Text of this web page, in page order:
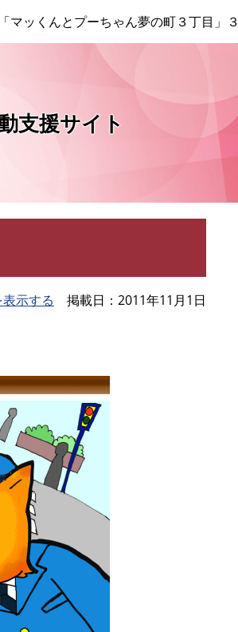
「マッくんとプーちゃん夢の町３丁目」３
支援サイト
示する 掲載日 2011年11月1日